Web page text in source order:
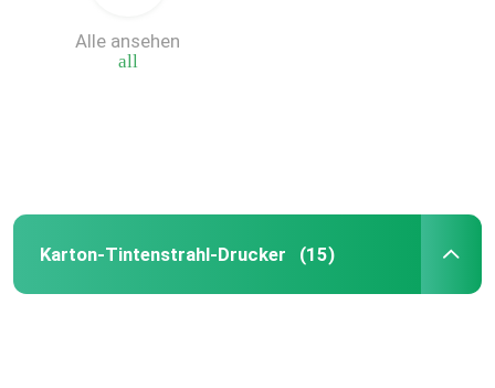
Maschine digitaler Box Druck
Karton-Tintenstrahl-Drucker
all
Alle ansehen
Karton-Tintenstrahl-Drucker (15)